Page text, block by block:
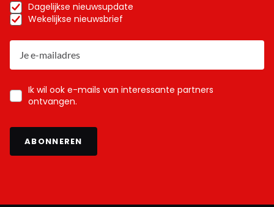
Dagelijkse nieuwsupdate
Wekelijkse nieuwsbrief
Ik wil ook e-mails van interessante partners
ontvangen.
ABONNEREN